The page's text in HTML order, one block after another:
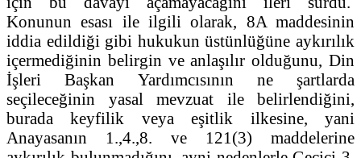
Konunun esası ile ilgili olarak, 8A maddesinin
iddia edildiği gibi hukukun üstünlüğüne aykırılık
içermediğinin belirgin ve anlaşılır olduğunu, Din
İşleri Başkan Yardımcısının ne şartlarda
seçileceğinin yasal mevzuat ile belirlendiğini,
burada keyfilik veya eşitlik ilkesine, yani
Anayasanın 1.,4.,8. ve 121(3) maddelerine